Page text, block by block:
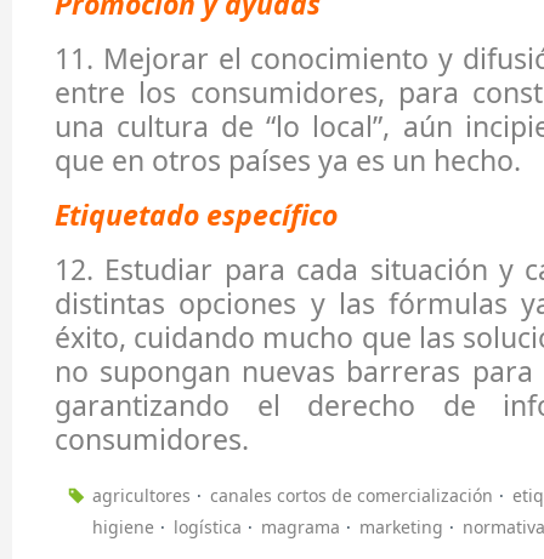
11. Mejorar el conocimiento y
entre los consumidores, para
una cultura de “lo local”, aún
que en otros países ya es un hecho.
Etiquetado específico
12. Estudiar para cada situación y
distintas opciones y las fórmulas
éxito, cuidando mucho que las
no supongan nuevas barreras
garantizando el derecho de
consumidores.
agricultores canales cortos de comercialización
higiene
logística magrama marketing normativa